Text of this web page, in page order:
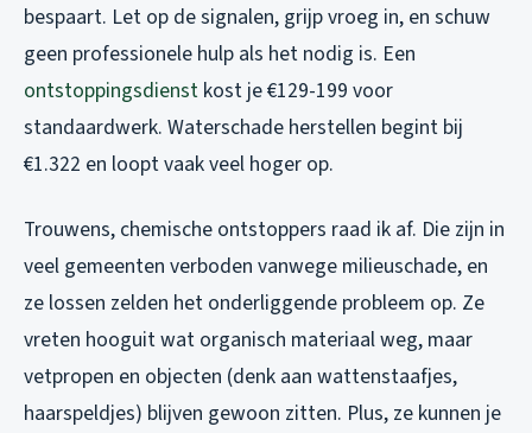
bespaart. Let op de signalen, grijp vroeg in, en schuw
geen professionele hulp als het nodig is. Een
ontstoppingsdienst kost je €129-199 voor
standaardwerk. Waterschade herstellen begint bij
€1.322 en loopt vaak veel hoger op.
Trouwens, chemische ontstoppers raad ik af. Die zijn in
veel gemeenten verboden vanwege milieuschade, en
ze lossen zelden het onderliggende probleem op. Ze
vreten hooguit wat organisch materiaal weg, maar
vetpropen en objecten (denk aan wattenstaafjes,
haarspeldjes) blijven gewoon zitten. Plus, ze kunnen je